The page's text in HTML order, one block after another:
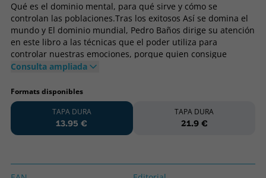
Qué es el dominio mental, para qué sirve y cómo se
controlan las poblaciones.Tras los exitosos Así se domina el
mundo y El dominio mundial, Pedro Baños dirige su atención
en este libro a las técnicas que el poder utiliza para
controlar nuestras emociones, porque quien consigue
controlar nuestra mente controla el poder. Con su
dominio mental un perturbador porvenir que, en muchos
sentidos, ya es plenamente actual desde múltiples
perspectivas: la manipulación cultural y psicológica, la
(de)formación de las voluntades personales, el control de la
información y también las posibilidades que se abren con la
en todos los campos, incluido el militar. Además de
combinar una rica divulgación con un abundante caudal de
Consulta ampliada
Formats disponibles
TAPA DURA
13.95 €
TAPA DURA
21.9 €